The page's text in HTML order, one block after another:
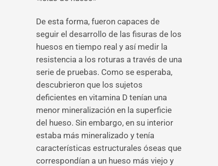
De esta forma, fueron capaces de
seguir el desarrollo de las fisuras de los
huesos en tiempo real y así medir la
resistencia a los roturas a través de una
serie de pruebas. Como se esperaba,
descubrieron que los sujetos
deficientes en vitamina D tenían una
menor mineralización en la superficie
del hueso. Sin embargo, en su interior
estaba más mineralizado y tenía
características estructurales óseas que
correspondían a un hueso más viejo y